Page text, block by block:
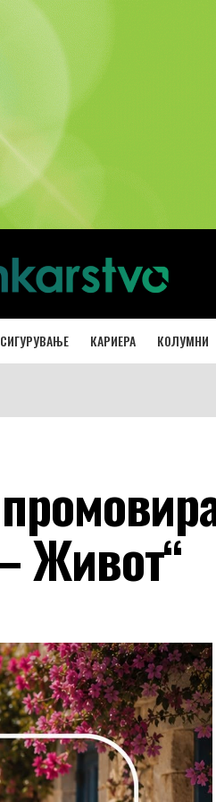
КАРИЕРА КОЛУМНИ
Живот“